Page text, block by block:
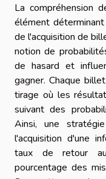
La compréhension
élément
de l'acquisition de
notion de
de hasard et
gagner. Chaque
tirage où les
suivant des
Ainsi, une
l'acquisition d'une
taux de retour
pourcentage des